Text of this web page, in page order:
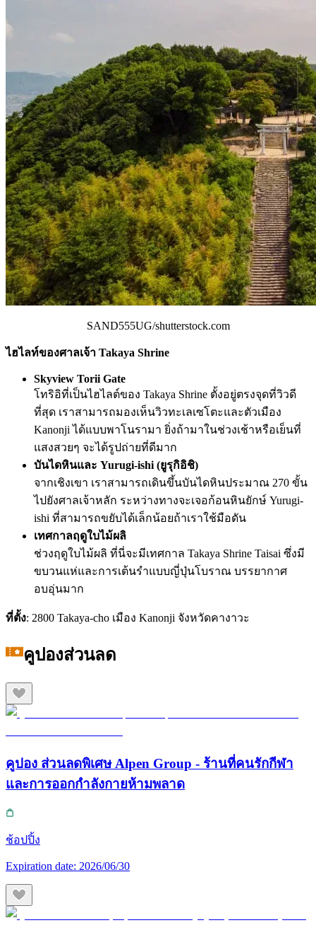
SAND555UG/shutterstock.com
ไฮไลท์ของศาลเจ้า Takaya Shrine
Skyview Torii Gate
โทริอิที่เป็นไฮไลต์ของ Takaya Shrine ตั้งอยู่ตรงจุดที่วิวดี
ที่สุด เราสามารถมองเห็นวิวทะเลเซโตะและตัวเมือง
Kanonji ได้แบบพาโนรามา ยิ่งถ้ามาในช่วงเช้าหรือเย็นที่
แสงสวยๆ จะได้รูปถ่ายที่ดีมาก
บันไดหินและ Yurugi-ishi (ยูรุกิอิชิ)
จากเชิงเขา เราสามารถเดินขึ้นบันไดหินประมาณ 270 ขั้น
ไปยังศาลเจ้าหลัก ระหว่างทางจะเจอก้อนหินยักษ์ Yurugi-
ishi ที่สามารถขยับได้เล็กน้อยถ้าเราใช้มือดัน
เทศกาลฤดูใบไม้ผลิ
ช่วงฤดูใบไม้ผลิ ที่นี่จะมีเทศกาล Takaya Shrine Taisai ซึ่งมี
ขบวนแห่และการเต้นรำแบบญี่ปุ่นโบราณ บรรยากาศ
อบอุ่นมาก
ที่ตั้ง: 2800 Takaya-cho เมือง Kanonji จังหวัดคางาวะ
คูปองส่วนลด
คูปอง ส่วนลดพิเศษ Alpen Group - ร้านที่คนรักกีฬา
และการออกกำลังกายห้ามพลาด
ช้อปปิ้ง
Expiration date: 2026/06/30